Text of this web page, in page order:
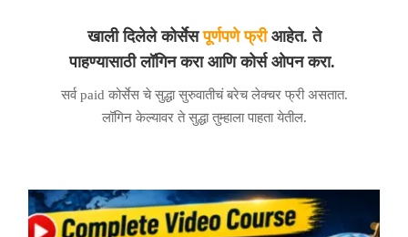
खाली दिलेले कोर्सेसपूर्णपणे फ्रीआहेत. ते
पाहण्यासाठीलॉगिनकरा आणि कोर्स ओपन करा.
सर्व paid कोर्सेस चे सुद्धा सुरुवातीचं बरेच लेक्चर फ्री असतात.
लॉगिन केल्यावर ते सुद्धा तुम्हाला पाहता येतील.